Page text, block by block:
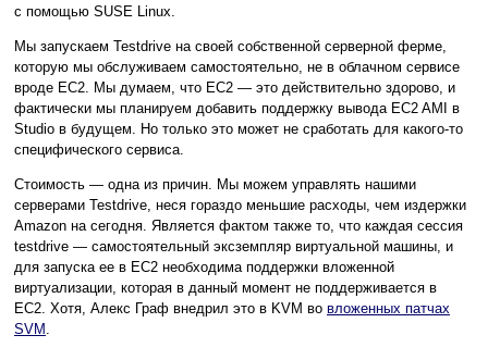
с помощью SUSE Linux.
Мы запускаем Testdrive на своей собственной серверной ферме,
которую мы обслуживаем самостоятельно, не в облачном сервисе
вроде EC2. Мы думаем, что EC2 — это действительно здорово, и
фактически мы планируем добавить поддержку вывода EC2 AMI в
Studio в будущем. Но только это может не сработать для какого-то
специфического сервиса.
Стоимость — одна из причин. Мы можем управлять нашими
серверами Testdrive, неся гораздо меньшие расходы, чем издержки
Amazon на сегодня. Является фактом также то, что каждая сессия
testdrive — самостоятельный эксземпляр виртуальной машины, и
для запуска ее в EC2 необходима поддержки вложенной
виртуализации, которая в данный момент не поддерживается в
EC2. Хотя, Алекс Граф внедрил это в KVM во вложенных патчах
SVM